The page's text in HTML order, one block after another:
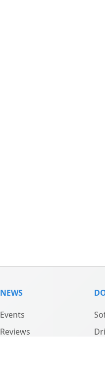
NEWS
Events
Reviews